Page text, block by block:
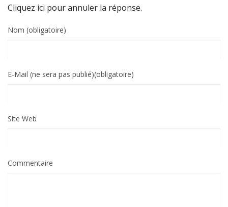
Cliquez ici pour annuler la réponse.
Nom (obligatoire)
E-Mail (ne sera pas publié)(obligatoire)
Site Web
Commentaire